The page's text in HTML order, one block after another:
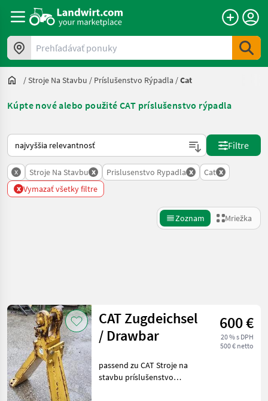
Prehľadávať ponuky
/Stroje Na Stavbu / Príslušenstvo Rýpadla /Cat
Kúpte nové alebo použité CAT príslušenstvo rýpadla
Takto sa vykonáva triedenie na Landwirt.com
Filtre
x Stroje Na Stavbu x Prislusenstvo Rypadla x Cat x
x Vymazať všetky filtre
Zoznam Mriežka
Kategória 4 Krajina Filtre
AKTUÁLNA
CESTA
stavebná
technika
Resetovať
Zobraziť
10
výsledkov
CAT Zugdeichsel
/ Drawbar
600 €
20 % s DPH
500 € netto
passend zu CAT Stroje na
stavbu príslušenstvo